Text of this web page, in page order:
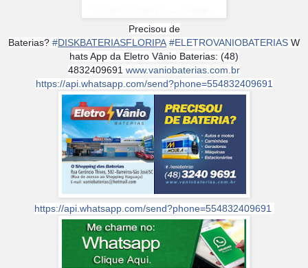
Precisou de
Baterias? #DISKBATERIASFLORIPA #ELETROVANIOBATERIAS W
hats App da Eletro Vânio Baterias: (48)
4832409691 www.vaniobaterias.com.br
https://api.whatsapp.com/send?phone=554832409691
https://api.whatsapp.com/send?phone=554832409691